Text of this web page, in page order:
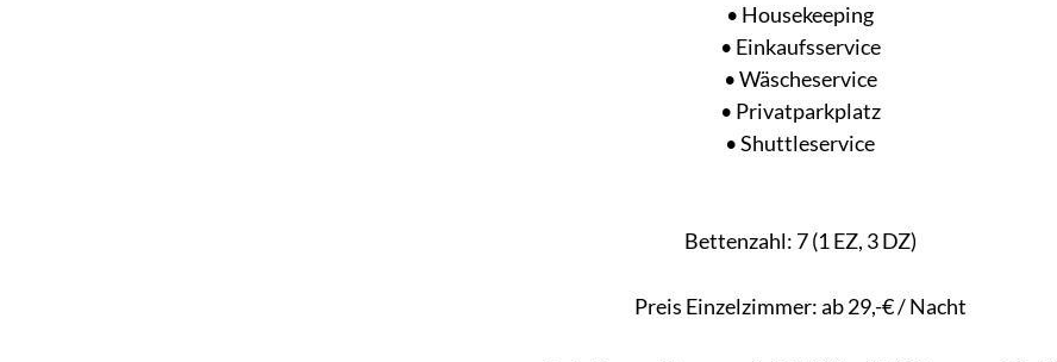
• Housekeeping
• Einkaufsservice
• Wäscheservice
• Privatparkplatz
• Shuttleservice
Bettenzahl: 7 (1 EZ, 3 DZ)
Preis Einzelzimmer: ab 29,-€ / Nacht